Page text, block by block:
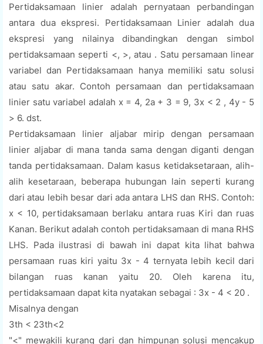
Pertidaksamaan linier adalah pernyataan perbandingan
antara dua ekspresi. Pertidaksamaan Linier adalah dua
ekspresi yang nilainya dibandingkan dengan simbol
pertidaksamaan seperti <, >, atau . Satu persamaan linear
variabel dan Pertidaksamaan hanya memiliki satu solusi
atau satu akar. Contoh persamaan dan pertidaksamaan
linier satu variabel adalah x = 4, 2a + 3 = 9, 3x < 2 , 4y - 5
> 6. dst.
Pertidaksamaan linier aljabar mirip dengan persamaan
linier aljabar di mana tanda sama dengan diganti dengan
tanda pertidaksamaan. Dalam kasus ketidaksetaraan, alih-
alih kesetaraan, beberapa hubungan lain seperti kurang
dari atau lebih besar dari ada antara LHS dan RHS. Contoh:
x < 10, pertidaksamaan berlaku antara ruas Kiri dan ruas
Kanan. Berikut adalah contoh pertidaksamaan di mana RHS
LHS. Pada ilustrasi di bawah ini dapat kita lihat bahwa
persamaan ruas kiri yaitu 3x - 4 ternyata lebih kecil dari
bilangan ruas kanan yaitu 20. Oleh karena itu,
pertidaksamaan dapat kita nyatakan sebagai : 3x - 4 < 20 .
Misalnya dengan
3th < 23th<2
"<" mewakili kurang dari dan himpunan solusi mencakup